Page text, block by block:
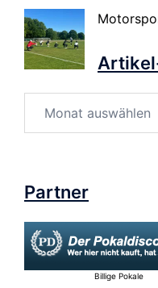
Archiv
Partner
Billige Pokale